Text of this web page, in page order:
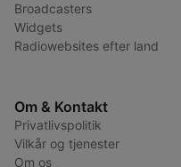
Broadcasters
Widgets
Radiowebsites efter land
Om & Kontakt
Privatlivspolitik
Vilkår og tjenester
Om os